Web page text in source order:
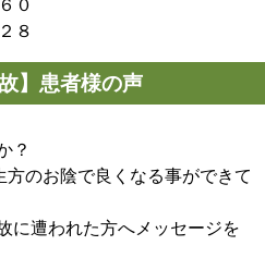
０
８
】患者様の声
？
のお陰で良くなる事ができて
に遭われた方へメッセージを